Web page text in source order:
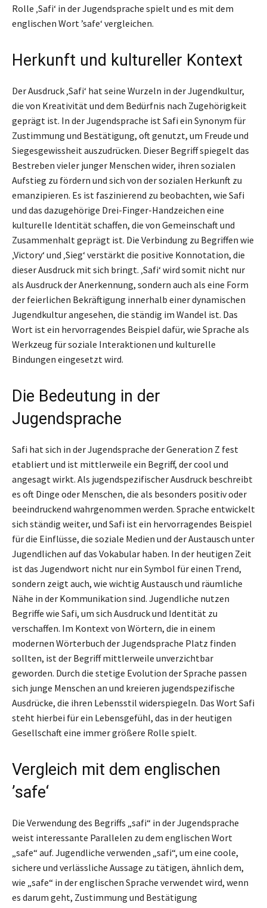
Rolle ‚Safi‘ in der Jugendsprache spielt und es mit dem
englischen Wort ’safe‘ vergleichen.
Herkunft und kultureller Kontext
Der Ausdruck ‚Safi‘ hat seine Wurzeln in der Jugendkultur,
die von Kreativität und dem Bedürfnis nach Zugehörigkeit
geprägt ist. In der Jugendsprache ist Safi ein Synonym für
Zustimmung und Bestätigung, oft genutzt, um Freude und
Siegesgewissheit auszudrücken. Dieser Begriff spiegelt das
Bestreben vieler junger Menschen wider, ihren sozialen
Aufstieg zu fördern und sich von der sozialen Herkunft zu
emanzipieren. Es ist faszinierend zu beobachten, wie Safi
und das dazugehörige Drei-Finger-Handzeichen eine
kulturelle Identität schaffen, die von Gemeinschaft und
Zusammenhalt geprägt ist. Die Verbindung zu Begriffen wie
‚Victory‘ und ‚Sieg‘ verstärkt die positive Konnotation, die
dieser Ausdruck mit sich bringt. ‚Safi‘ wird somit nicht nur
als Ausdruck der Anerkennung, sondern auch als eine Form
der feierlichen Bekräftigung innerhalb einer dynamischen
Jugendkultur angesehen, die ständig im Wandel ist. Das
Wort ist ein hervorragendes Beispiel dafür, wie Sprache als
Werkzeug für soziale Interaktionen und kulturelle
Bindungen eingesetzt wird.
Die Bedeutung in der
Jugendsprache
Safi hat sich in der Jugendsprache der Generation Z fest
etabliert und ist mittlerweile ein Begriff, der cool und
angesagt wirkt. Als jugendspezifischer Ausdruck beschreibt
es oft Dinge oder Menschen, die als besonders positiv oder
beeindruckend wahrgenommen werden. Sprache entwickelt
sich ständig weiter, und Safi ist ein hervorragendes Beispiel
für die Einflüsse, die soziale Medien und der Austausch unter
Jugendlichen auf das Vokabular haben. In der heutigen Zeit
ist das Jugendwort nicht nur ein Symbol für einen Trend,
sondern zeigt auch, wie wichtig Austausch und räumliche
Nähe in der Kommunikation sind. Jugendliche nutzen
Begriffe wie Safi, um sich Ausdruck und Identität zu
verschaffen. Im Kontext von Wörtern, die in einem
modernen Wörterbuch der Jugendsprache Platz finden
sollten, ist der Begriff mittlerweile unverzichtbar
geworden. Durch die stetige Evolution der Sprache passen
sich junge Menschen an und kreieren jugendspezifische
Ausdrücke, die ihren Lebensstil widerspiegeln. Das Wort Safi
steht hierbei für ein Lebensgefühl, das in der heutigen
Gesellschaft eine immer größere Rolle spielt.
Vergleich mit dem englischen
’safe‘
Die Verwendung des Begriffs „safi“ in der Jugendsprache
weist interessante Parallelen zu dem englischen Wort
„safe“ auf. Jugendliche verwenden „safi“, um eine coole,
sichere und verlässliche Aussage zu tätigen, ähnlich dem,
wie „safe“ in der englischen Sprache verwendet wird, wenn
es darum geht, Zustimmung und Bestätigung